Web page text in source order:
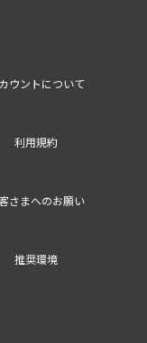
ウントについて
利用規約
さまへのお願い
推奨環境